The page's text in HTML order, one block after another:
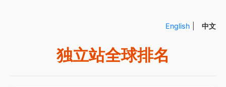
English 中文
独立站全球排名